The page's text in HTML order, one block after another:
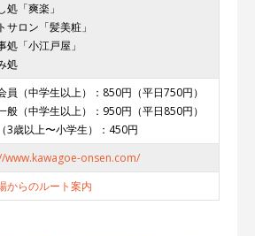
処「爽楽」
サロン「髪美粧」
処「小江戸屋」
処
員（中学生以上）：850円（平日750円）
般（中学生以上）：950円（平日850円）
3歳以上〜小学生）：450円
www.kawagoe-onsen.com/
からのルート案内